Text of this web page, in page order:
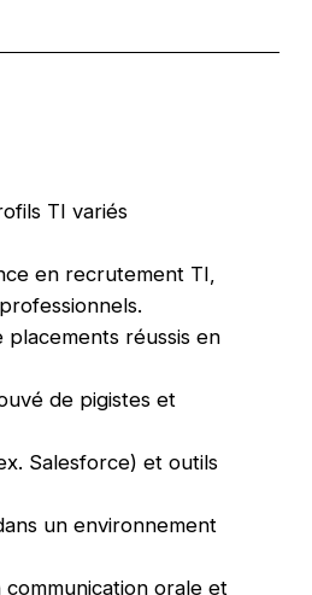
TI variés
en recrutement TI,
réussis en
de pigistes et
Salesforce) et outils
un environnement
orale et